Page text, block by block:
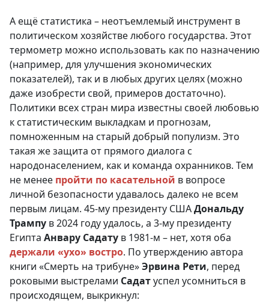
А ещё статистика – неотъемлемый инструмент в
политическом хозяйстве любого государства. Этот
термометр можно использовать как по назначению
(например, для улучшения экономических
показателей), так и в любых других целях (можно
даже изобрести свой, примеров достаточно).
Политики всех стран мира известны своей любовью
к статистическим выкладкам и прогнозам,
помноженным на старый добрый популизм. Это
такая же защита от прямого диалога с
народонаселением, как и команда охранников. Тем
не менее пройти по касательной в вопросе
личной безопасности удавалось далеко не всем
первым лицам. 45-му президенту СШАДональду
Трампу в 2024 году удалось, а 3-му президенту
Египта Анвару Садату в 1981-м – нет, хотя оба
держали «ухо» востро. По утверждению автора
книги «Смерть на трибуне»Эрвина Рети, перед
роковыми выстрелами Садатуспел усомниться в
происходящем, выкрикнул: